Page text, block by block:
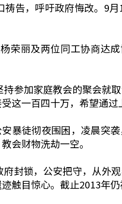
告，呼吁政府悔改。9
荣丽及两位同工协商达
参加家庭教会的聚会就
这一百四十万，希望通过
暴徒彻夜围困，凌晨突
会财物洗劫一空。
封锁，公安把守，从外
触目惊心。截止2013年仍